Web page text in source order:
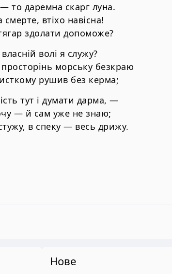
то даремна скарг луна.
втіхо навісна!
здолати допоможе?
волі я служу?
морську безкраю
рушив без керма;
тут і думати дарма, —
— й сам уже не знаю;
в спеку — весь дрижу.
Нове